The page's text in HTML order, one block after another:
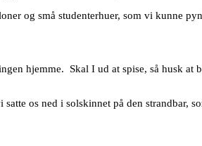
og små studenterhuer, som vi kunne
hjemme. Skal I ud at spise, så husk at
os ned i solskinnet på den strandbar,